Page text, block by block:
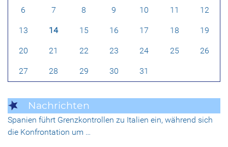
6 7 8 9 10 11 12
13 14 15 16 17 18 19
20 21 22 23 24 25 26
27 28 29 30 31
Nachrichten
Spanien führt Grenzkontrollen zu Italien ein, während sich
die Konfrontation um …